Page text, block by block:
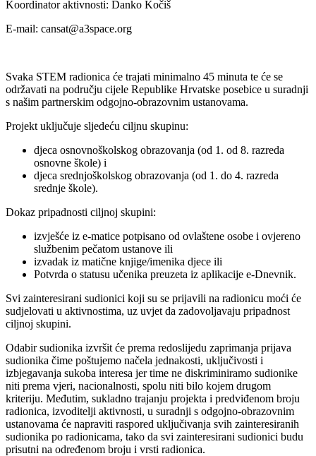
Koordinator aktivnosti: Danko Kočiš
E-mail: cansat@a3space.org
Svaka STEM radionica će trajati minimalno 45 minuta te će se
održavati na području cijele Republike Hrvatske posebice u suradnji
s našim partnerskim odgojno-obrazovnim ustanovama.
Projekt uključuje sljedeću ciljnu skupinu:
djeca osnovnoškolskog obrazovanja (od 1. od 8. razreda
osnovne škole) i
djeca srednjoškolskog obrazovanja (od 1. do 4. razreda
srednje škole).
Dokaz pripadnosti ciljnoj skupini:
izvješće iz e-matice potpisano od ovlaštene osobe i ovjereno
službenim pečatom ustanove ili
izvadak iz matične knjige/imenika djece ili
Potvrda o statusu učenika preuzeta iz aplikacije e-Dnevnik.
Svi zainteresirani sudionici koji su se prijavili na radionicu moći će
sudjelovati u aktivnostima, uz uvjet da zadovoljavaju pripadnost
ciljnoj skupini.
Odabir sudionika izvršit će prema redoslijedu zaprimanja prijava
sudionika čime poštujemo načela jednakosti, uključivosti i
izbjegavanja sukoba interesa jer time ne diskriminiramo sudionike
niti prema vjeri, nacionalnosti, spolu niti bilo kojem drugom
kriteriju. Međutim, sukladno trajanju projekta i predviđenom broju
radionica, izvoditelji aktivnosti, u suradnji s odgojno-obrazovnim
ustanovama će napraviti raspored uključivanja svih zainteresiranih
sudionika po radionicama, tako da svi zainteresirani sudionici budu
prisutni na određenom broju i vrsti radionica.